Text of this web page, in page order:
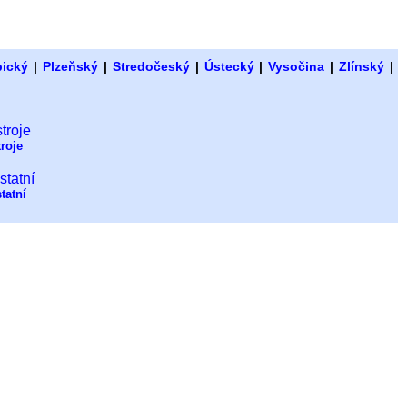
| Plzeňský| Stredočeský| Ústecký|Vysočina |Zlínský |